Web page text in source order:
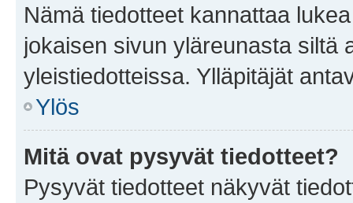
Nämä tiedotteet kannattaa
jokaisen sivun yläreunasta siltä
yleistiedotteissa. Ylläpitäjät
Ylös
Mitä ovat pysyvät tiedotteet?
Pysyvät tiedotteet näkyvät